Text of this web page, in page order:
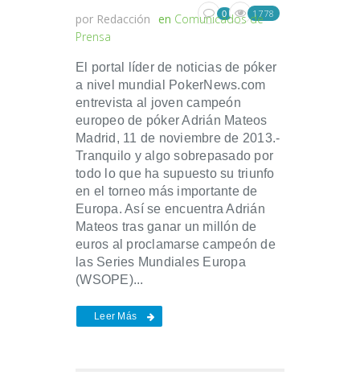
por Redacción en Comunicados de
Prensa
0 1778
El portal líder de noticias de póker
a nivel mundial PokerNews.com
entrevista al joven campeón
europeo de póker Adrián Mateos
Madrid, 11 de noviembre de 2013.-
Tranquilo y algo sobrepasado por
todo lo que ha supuesto su triunfo
en el torneo más importante de
Europa. Así se encuentra Adrián
Mateos tras ganar un millón de
euros al proclamarse campeón de
las Series Mundiales Europa
(WSOPE)...
Leer Más